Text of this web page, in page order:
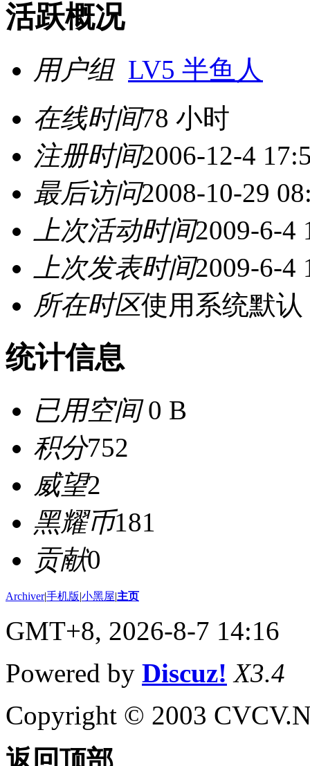
活跃概况
用户组 LV5 半鱼人
在线时间78 小时
注册时间2006-12-4
最后访问2008-10-29
上次活动时间2009-6-4
上次发表时间2009-6-4
所在时区使用系统默认
统计信息
已用空间0 B
积分752
威望2
黑耀币181
贡献0
Archiver|手机版|小黑屋|主页
GMT+8, 2026-8-7 14:16
Powered by Discuz! X3.4
Copyright © 2003